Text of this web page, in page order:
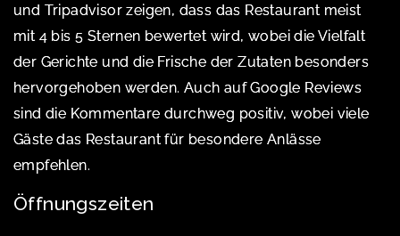
und Tripadvisor zeigen, dass das Restaurant meist
mit 4 bis 5 Sternen bewertet wird, wobei die Vielfalt
der Gerichte und die Frische der Zutaten besonders
hervorgehoben werden. Auch auf Google Reviews
sind die Kommentare durchweg positiv, wobei viele
Gäste das Restaurant für besondere Anlässe
empfehlen.
Öffnungszeiten